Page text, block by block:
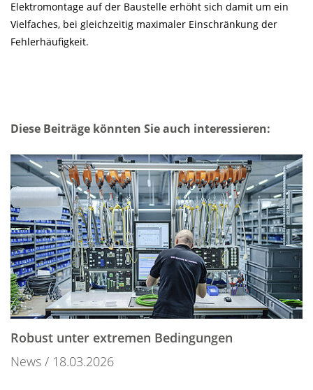
Elektromontage auf der Baustelle erhöht sich damit um ein
Vielfaches, bei gleichzeitig maximaler Einschränkung der
Fehlerhäufigkeit.
Diese Beiträge könnten Sie auch interessieren:
Robust unter extremen Bedingungen
News
18.03.2026